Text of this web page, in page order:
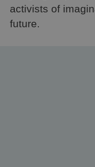
activists of
future.